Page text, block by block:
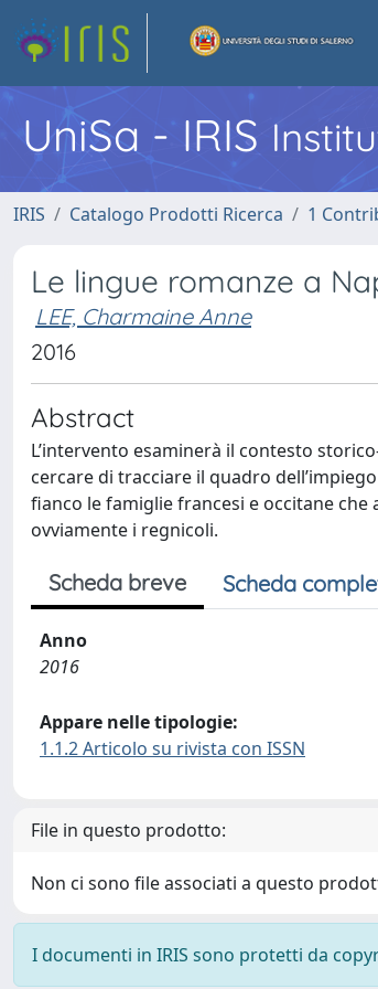
UniSa - IRIS
IRIS Catalogo Prodotti Ricerca 1
Le lingue romanze a
LEE, Charmaine Anne
2016
Abstract
L’intervento esaminerà il contesto
cercare di tracciare il quadro
fianco le famiglie francesi e occitane che
ovviamente i regnicoli.
Scheda breve Scheda
Anno
2016
Appare nelle tipologie:
1.1.2 Articolo su rivista con ISSN
File in questo prodotto:
Non ci sono file associati a questo
I documenti in IRIS sono protetti da